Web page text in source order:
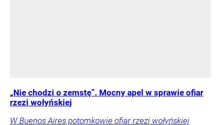
„Nie chodzi o zemstę”. Mocny apel w sprawie ofiar
rzezi wołyńskiej
W Buenos Aires potomkowie ofiar rzezi wołyńskiej